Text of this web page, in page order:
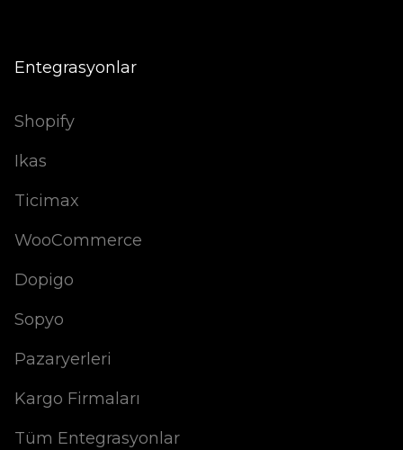
Entegrasyonlar
Shopify
Ikas
Ticimax
WooCommerce
Dopigo
Sopyo
Pazaryerleri
Kargo Firmaları
Tüm Entegrasyonlar